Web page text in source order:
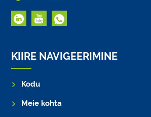
KIIRE NAVIGEERIMINE
Kodu
Meie kohta